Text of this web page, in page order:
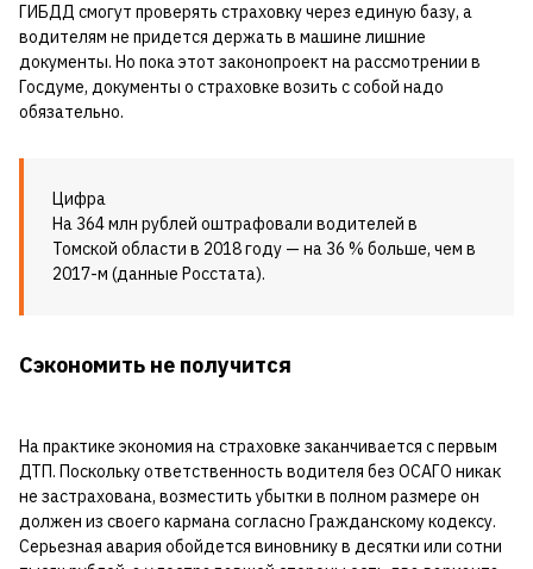
ГИБДД смогут проверять страховку через единую базу, а
водителям не придется держать в машине лишние
документы. Но пока этот законопроект на рассмотрении в
Госдуме, документы о страховке возить с собой надо
обязательно.
Цифра
На 364 млн рублей оштрафовали водителей в
Томской области в 2018 году — на 36 % больше, чем в
2017-м (данные Росстата).
Сэкономить не получится
На практике экономия на страховке заканчивается с первым
ДТП. Поскольку ответственность водителя без ОСАГО никак
не застрахована, возместить убытки в полном размере он
должен из своего кармана согласно Гражданскому кодексу.
Серьезная авария обойдется виновнику в десятки или сотни